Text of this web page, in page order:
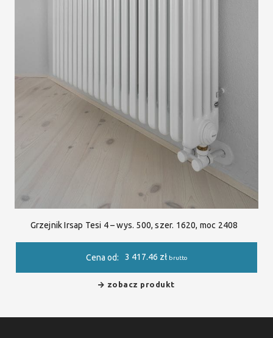
Grzejnik Irsap Tesi 4 – wys. 500, szer. 1620, moc 2408
Cena od: 3 417.46 zł brutto
zobacz produkt